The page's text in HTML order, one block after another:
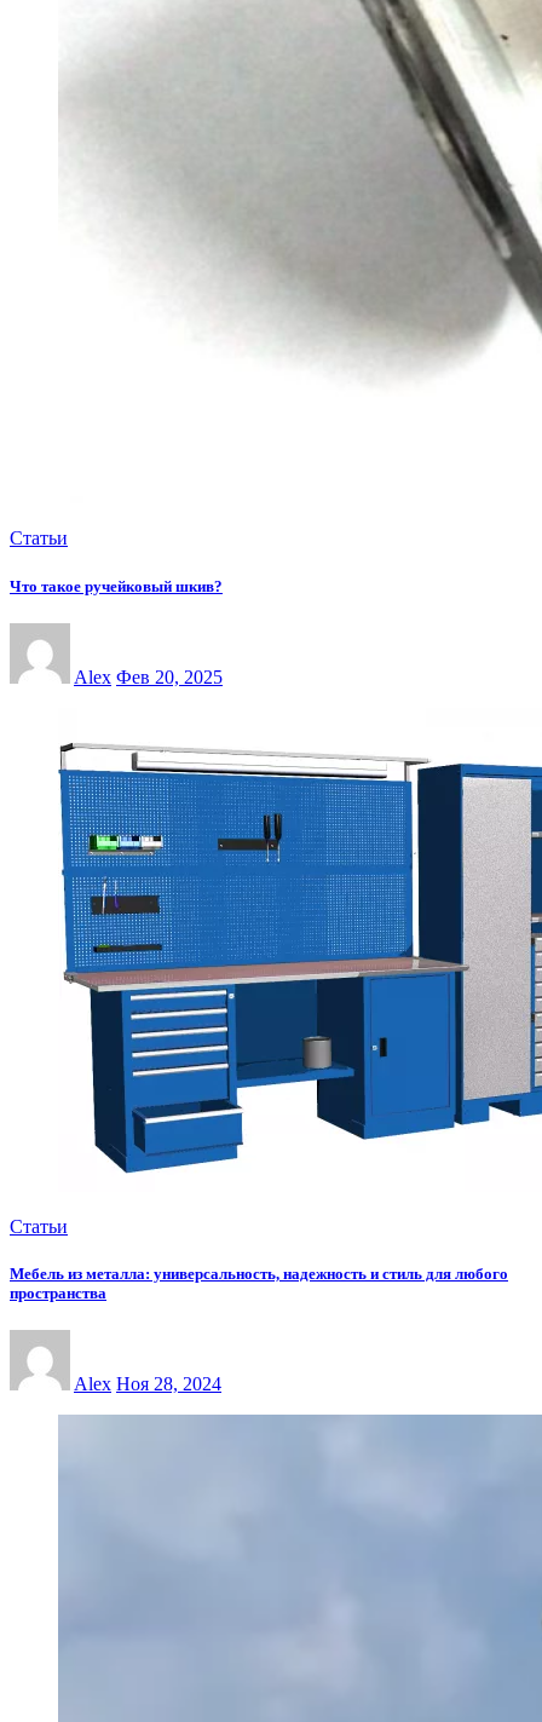
Статьи
Что такое ручейковый шкив?
Alex Фев 20, 2025
Статьи
Мебель из металла: универсальность, надежность и стиль для любого
пространства
Alex Ноя 28, 2024